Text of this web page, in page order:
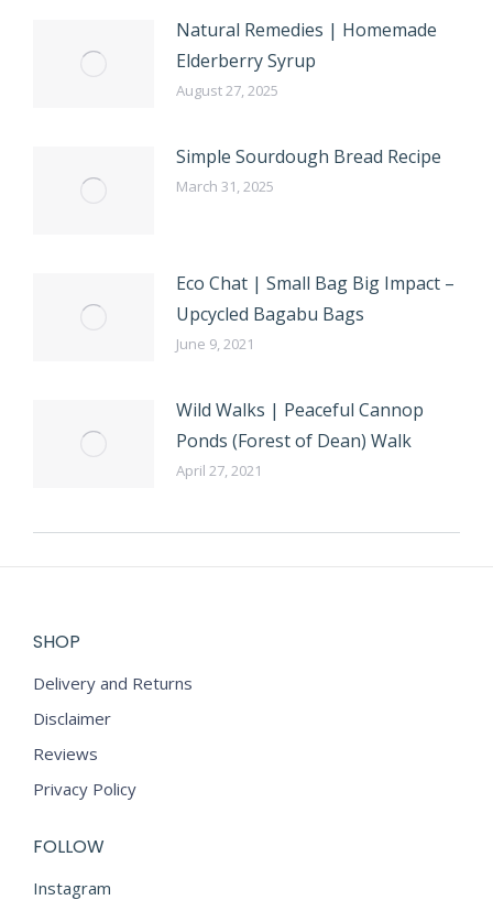
Natural Remedies | Homemade
Elderberry Syrup
August 27, 2025
Simple Sourdough Bread Recipe
March 31, 2025
Eco Chat | Small Bag Big Impact –
Upcycled Bagabu Bags
June 9, 2021
Wild Walks | Peaceful Cannop
Ponds (Forest of Dean) Walk
April 27, 2021
SHOP
Delivery and Returns
Disclaimer
Reviews
Privacy Policy
FOLLOW
Instagram